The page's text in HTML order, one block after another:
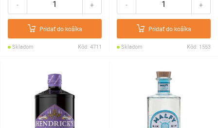
- +
Pridať do košíka
Skladom Kód: 4711
- +
Pridať do košíka
Skladom Kód: 1553